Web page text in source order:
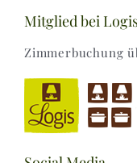
Mitglied bei
Zimmerbuchung